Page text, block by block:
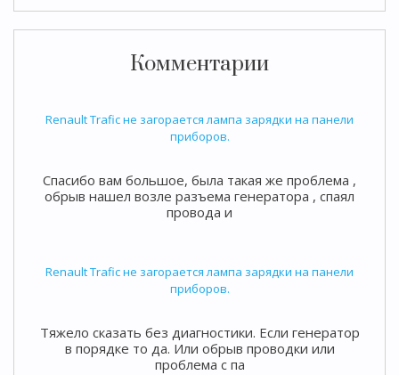
Комментарии
Renault Trafic не загорается лампа зарядки на панели
приборов.
Спасибо вам большое, была такая же проблема ,
обрыв нашел возле разъема генератора , спаял
провода и
Renault Trafic не загорается лампа зарядки на панели
приборов.
Тяжело сказать без диагностики. Если генератор
в порядке то да. Или обрыв проводки или
проблема с па